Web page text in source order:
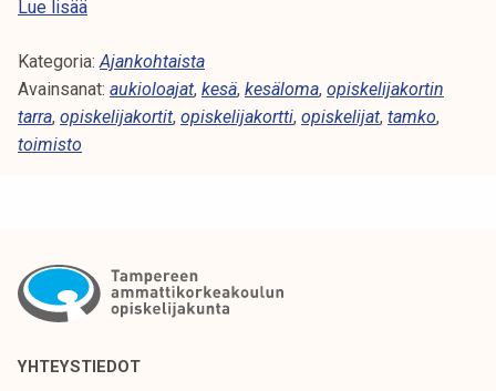
Lue lisääT
m
k
o
Kategoria: Ajankohtaista
Avainsanat: aukioloajat, kesä, kesäloma, opiskelijakortin
tarra, opiskelijakortit, opiskelijakortti, opiskelijat, tamko,
toimisto
YHTEYSTIEDOT